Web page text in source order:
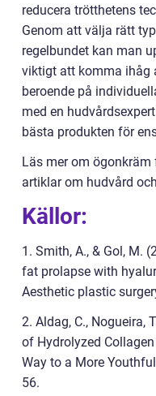
reducera trötthetens
Genom att välja rätt
regelbundet kan man
viktigt att komma ihåg
beroende på
med en
bästa produkten för
Läs mer om
artiklar om hudvård
Källor:
1. Smith, A., & Gol, M.
fat prolapse with
Aesthetic plastic
2. Aldag, C., Nogueira,
of Hydrolyzed
Way to a More
56.